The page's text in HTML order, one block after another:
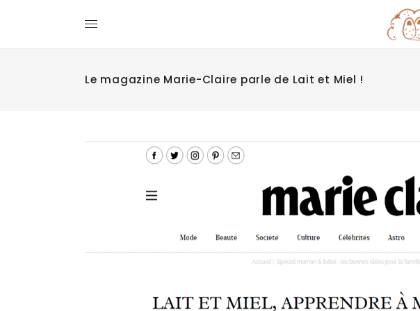
Le magazine Marie-Claire parle de Lait et Miel !